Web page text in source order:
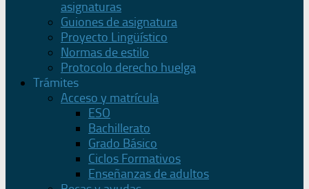
asignaturas
Guiones de asignatura
Proyecto Lingüístico
Normas de estilo
Protocolo derecho huelga
Trámites
Acceso y matrícula
ESO
Bachillerato
Grado Básico
Ciclos Formativos
Enseñanzas de adultos